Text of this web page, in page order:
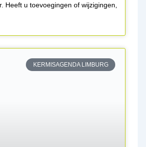
Heeft u toevoegingen of wijzigingen,
KERMISAGENDA LIMBURG